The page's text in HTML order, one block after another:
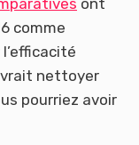
comme
nettoyer
pourriez avoir